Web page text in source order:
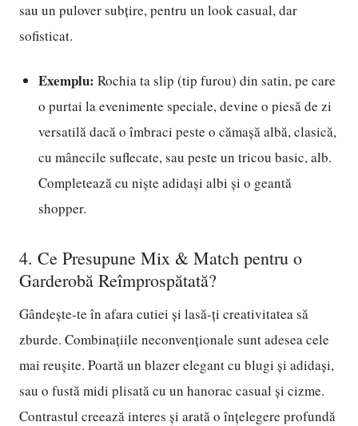
sau un pulover subțire, pentru un look casual, dar
sofisticat.
Exemplu: Rochia ta slip (tip furou) din satin, pe care
o purtai la evenimente speciale, devine o piesă de zi
versatilă dacă o îmbraci peste o cămașă albă, clasică,
cu mânecile suflecate, sau peste un tricou basic, alb.
Completează cu niște adidași albi și o geantă
shopper.
4. Ce Presupune Mix & Match pentru o
Garderobă Reîmprospătată?
Gândește-te în afara cutiei și lasă-ți creativitatea să
zburde. Combinațiile neconvenționale sunt adesea cele
mai reușite. Poartă un blazer elegant cu blugi și adidași,
sau o fustă midi plisată cu un hanorac casual și cizme.
Contrastul creează interes și arată o înțelegere profundă